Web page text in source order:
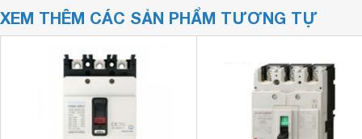
XEM THÊM CÁC SẢN PHẨM TƯƠNG TỰ